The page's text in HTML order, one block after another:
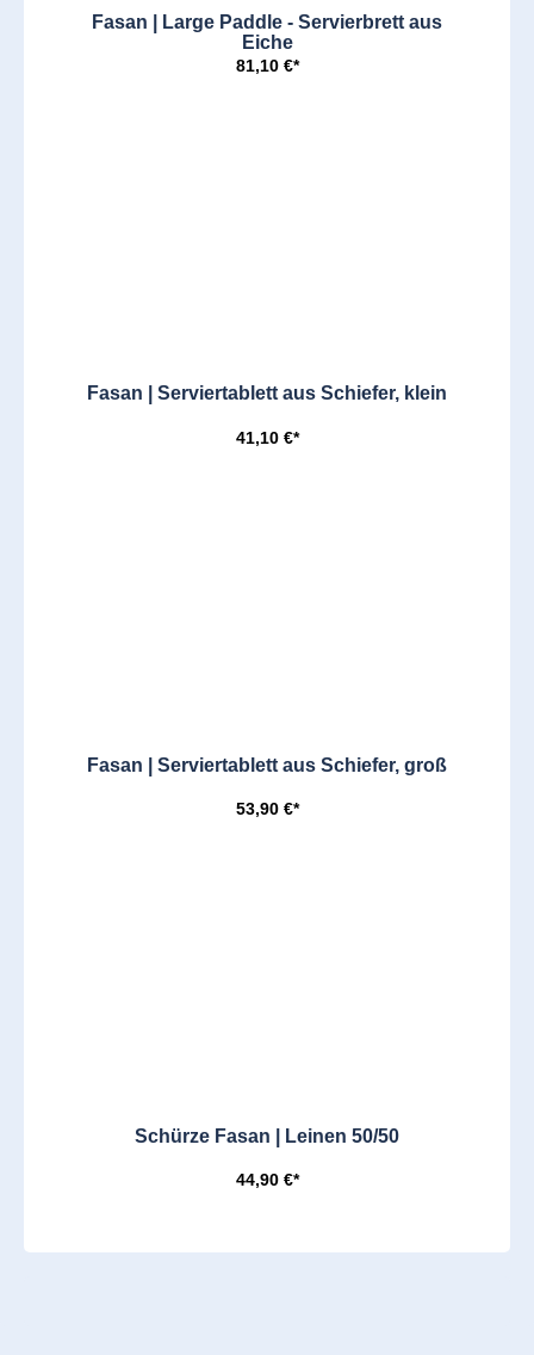
Fasan | Large Paddle - Servierbrett aus
Eiche
81,10 €*
Fasan | Serviertablett aus Schiefer, klein
41,10 €*
Fasan | Serviertablett aus Schiefer, groß
53,90 €*
Schürze Fasan | Leinen 50/50
44,90 €*